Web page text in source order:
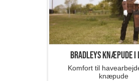
BRADLEYS knæpude
Komfort til
knæpude